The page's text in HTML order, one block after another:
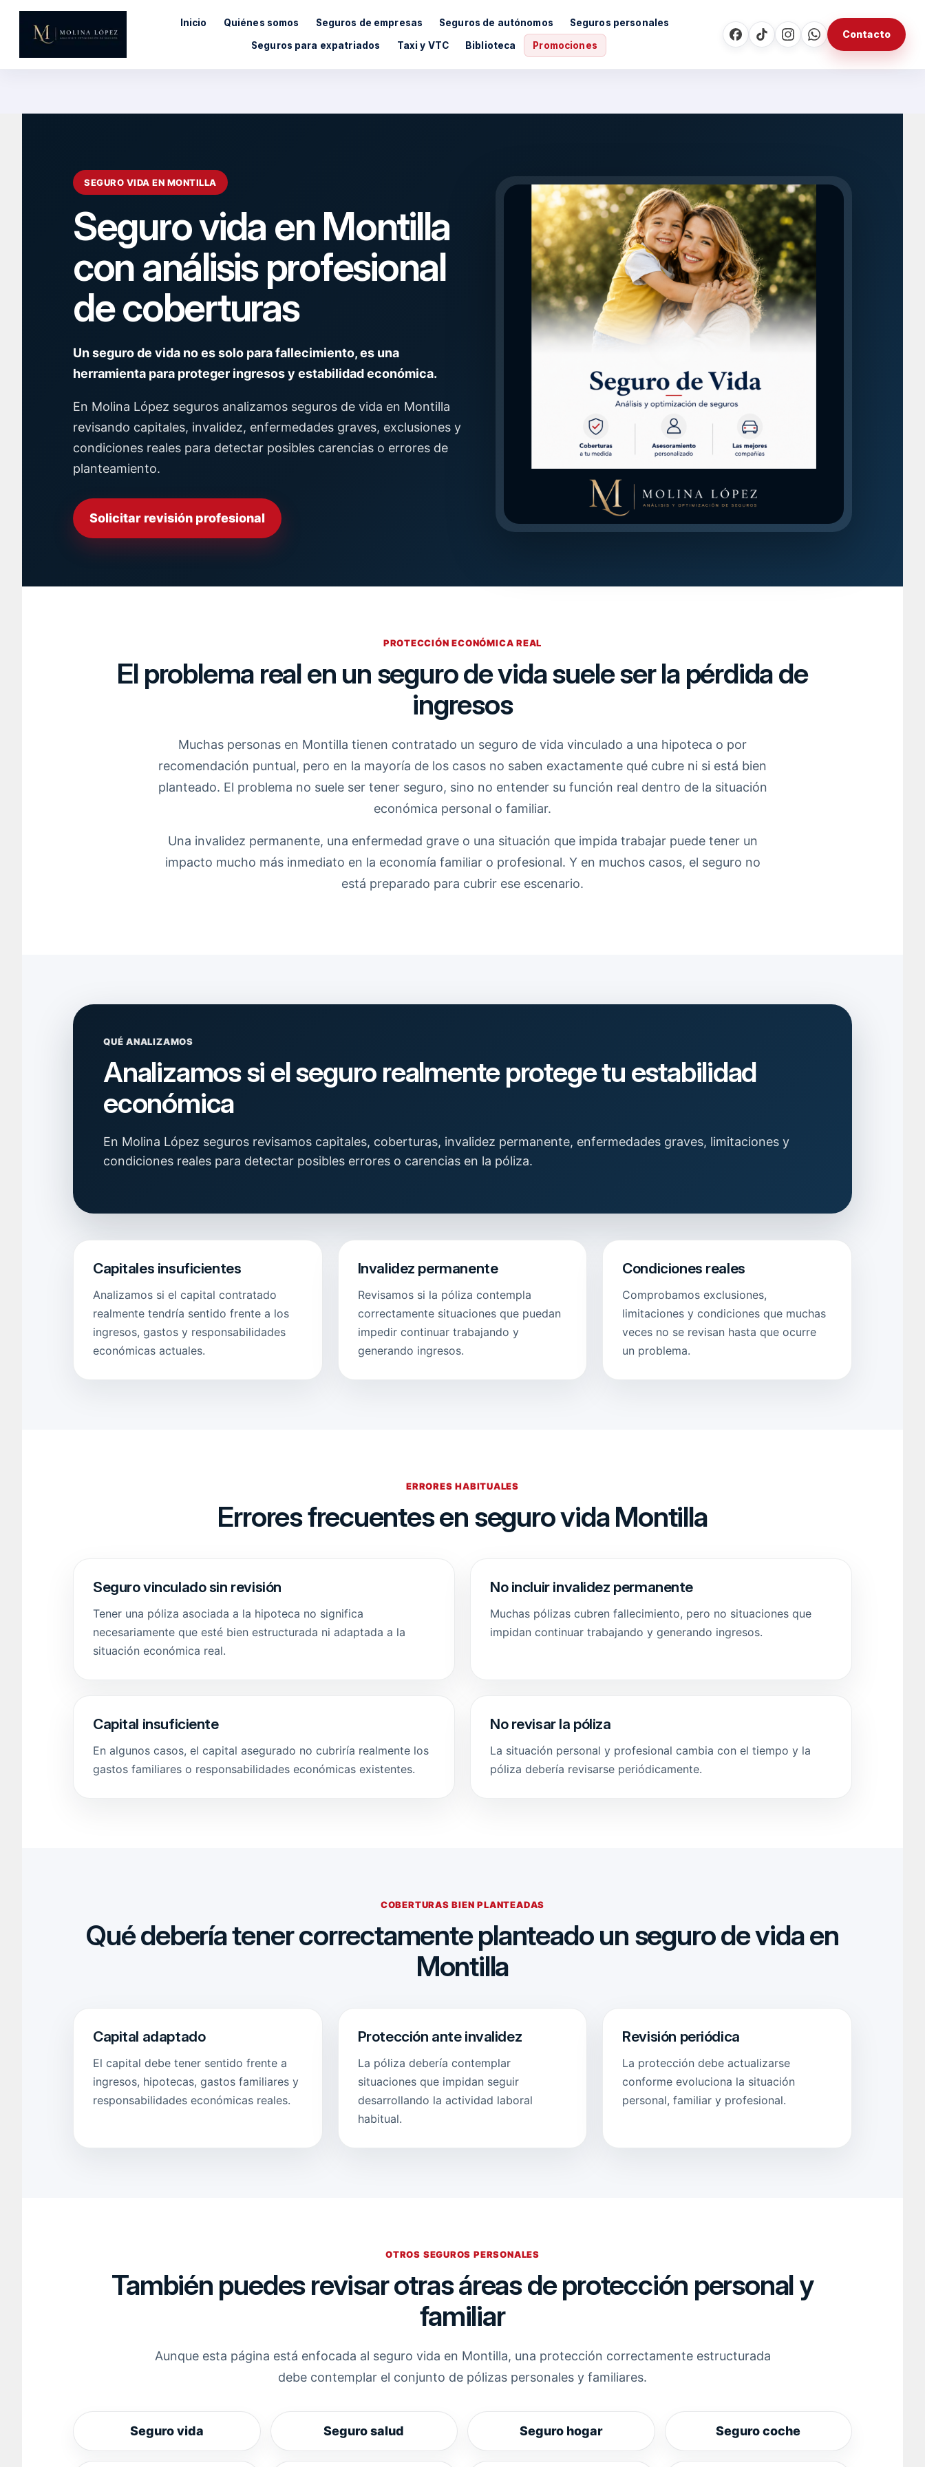
Saltar
contenido
Inicio Quiénes somos Seguros de empresas Seguros de autónomos Seguros personales
Seguros para expatriados Taxi y VTC Biblioteca Promociones
Contacto
SEGURO VIDA EN MONTILLA
Seguro vida en Montilla
con análisis profesional
de coberturas
Un seguro de vida no es solo para fallecimiento, es una
herramienta para proteger ingresos y estabilidad económica.
En Molina López seguros analizamos seguros de vida en Montilla
revisando capitales, invalidez, enfermedades graves, exclusiones y
condiciones reales para detectar posibles carencias o errores de
planteamiento.
Solicitar revisión profesional
PROTECCIÓN ECONÓMICA REAL
El problema real en un seguro de vida suele ser la pérdida de
ingresos
Muchas personas en Montilla tienen contratado un seguro de vida vinculado a una hipoteca o por
recomendación puntual, pero en la mayoría de los casos no saben exactamente qué cubre ni si está bien
planteado. El problema no suele ser tener seguro, sino no entender su función real dentro de la situación
económica personal o familiar.
Una invalidez permanente, una enfermedad grave o una situación que impida trabajar puede tener un
impacto mucho más inmediato en la economía familiar o profesional. Y en muchos casos, el seguro no
está preparado para cubrir ese escenario.
QUÉ ANALIZAMOS
Analizamos si el seguro realmente protege tu estabilidad
económica
En Molina López seguros revisamos capitales, coberturas, invalidez permanente, enfermedades graves, limitaciones y
condiciones reales para detectar posibles errores o carencias en la póliza.
Capitales insuficientes
Analizamos si el capital contratado
realmente tendría sentido frente a los
ingresos, gastos y responsabilidades
económicas actuales.
Invalidez permanente
Revisamos si la póliza contempla
correctamente situaciones que puedan
impedir continuar trabajando y
generando ingresos.
Condiciones reales
Comprobamos exclusiones,
limitaciones y condiciones que muchas
veces no se revisan hasta que ocurre
un problema.
ERRORES HABITUALES
Errores frecuentes en seguro vida Montilla
Seguro vinculado sin revisión
Tener una póliza asociada a la hipoteca no significa
necesariamente que esté bien estructurada ni adaptada a la
situación económica real.
No incluir invalidez permanente
Muchas pólizas cubren fallecimiento, pero no situaciones que
impidan continuar trabajando y generando ingresos.
Capital insuficiente
En algunos casos, el capital asegurado no cubriría realmente los
gastos familiares o responsabilidades económicas existentes.
No revisar la póliza
La situación personal y profesional cambia con el tiempo y la
póliza debería revisarse periódicamente.
COBERTURAS BIEN PLANTEADAS
Qué debería tener correctamente planteado un seguro de vida en
Montilla
Capital adaptado
El capital debe tener sentido frente a
ingresos, hipotecas, gastos familiares y
responsabilidades económicas reales.
Protección ante invalidez
La póliza debería contemplar
situaciones que impidan seguir
desarrollando la actividad laboral
habitual.
Revisión periódica
La protección debe actualizarse
conforme evoluciona la situación
personal, familiar y profesional.
OTROS SEGUROS PERSONALES
También puedes revisar otras áreas de protección personal y
familiar
Aunque esta página está enfocada al seguro vida en Montilla, una protección correctamente estructurada
debe contemplar el conjunto de pólizas personales y familiares.
Seguro vida Seguro salud Seguro hogar Seguro coche